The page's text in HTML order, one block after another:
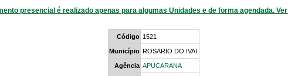
presencial é realizado apenas para algumas Unidades e de forma agendada.
Código 1521
Município ROSARIO DO IVAI
Agência APUCARANA